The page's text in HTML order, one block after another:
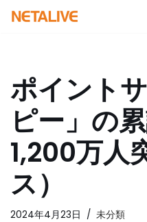
ン
ツ
へ
ス
ッ
プ
ポイント
ピー」の
1,200万人
ス）
2024年4月23日 未分類